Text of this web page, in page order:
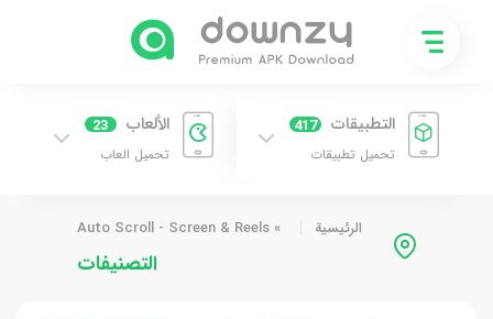
التطبيقات 417
تحميل تطبيقات
الألعاب 23
تحميل العاب
الرئيسية »
Auto Scroll - Screen & Reels
التصنيفات